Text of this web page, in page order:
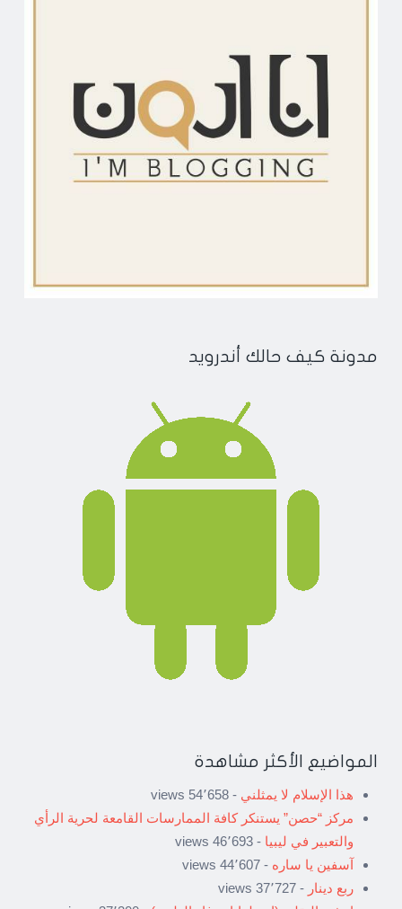
مدونة كيف حالك أندرويد
المواضيع الأكثر مشاهدة
هذا الإسلام لا يمثلني - 54٬658 views
مركز “حصن” يستنكر كافة الممارسات القامعة لحرية الرأي
والتعبير في ليبيا - 46٬693 views
آسفين يا ساره - 44٬607 views
ربع دينار - 37٬727 views